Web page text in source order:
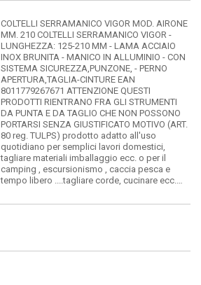
COLTELLI SERRAMANICO VIGOR MOD. AIRONE
MM. 210 COLTELLI SERRAMANICO VIGOR -
LUNGHEZZA: 125-210 MM - LAMA ACCIAIO
INOX BRUNITA - MANICO IN ALLUMINIO - CON
SISTEMA SICUREZZA,PUNZONE, - PERNO
APERTURA,TAGLIA-CINTURE EAN
8011779267671 ATTENZIONE QUESTI
PRODOTTI RIENTRANO FRA GLI STRUMENTI
DA PUNTA E DA TAGLIO CHE NON POSSONO
PORTARSI SENZA GIUSTIFICATO MOTIVO (ART.
80 reg. TULPS) prodotto adatto all'uso
quotidiano per semplici lavori domestici,
tagliare materiali imballaggio ecc. o per il
camping , escursionismo , caccia pesca e
tempo libero ....tagliare corde, cucinare ecc.…